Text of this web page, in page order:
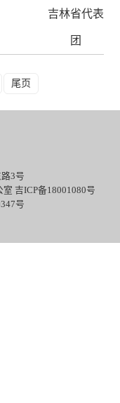
吉林省代表
团
尾页
3号
吉ICP备18001080号
号